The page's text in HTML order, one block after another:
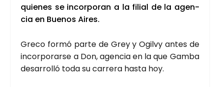
quie­nes se incor­po­ran a la filial de la agen­
cia en Bue­nos Aires.
Gre­co for­mó par­te de Grey y Ogilvy antes de
incor­po­rar­se a Don, agen­cia en la que Gam­ba
desa­rro­lló toda su carre­ra has­ta hoy.